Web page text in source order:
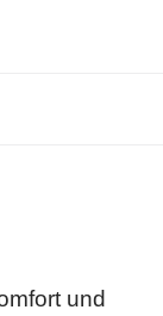
und